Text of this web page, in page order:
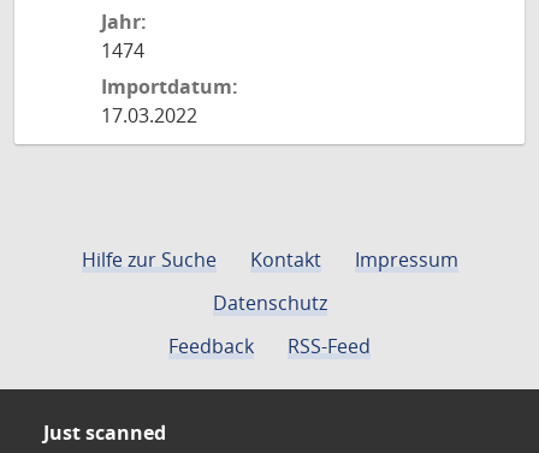
Jahr:
1474
Importdatum:
17.03.2022
Hilfe zur Suche Kontakt
Impressum
Datenschutz
Feedback
RSS-Feed
Just scanned